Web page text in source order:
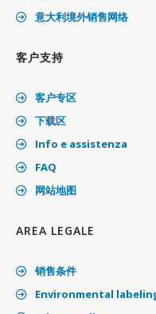
意大利境外销售网络
客户支持
客户专区
下载区
Info e assistenza
FAQ
网站地图
AREA LEGALE
销售条件
Environmental